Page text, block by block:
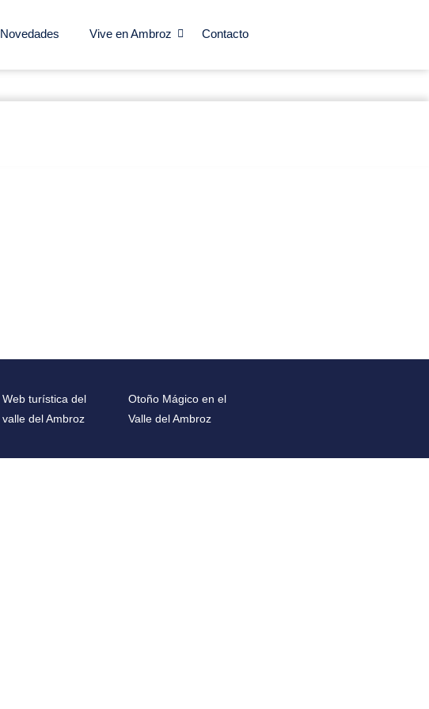
Novedades Vive en Ambroz Contacto
Web turística del
valle del Ambroz
Otoño Mágico en el
Valle del Ambroz